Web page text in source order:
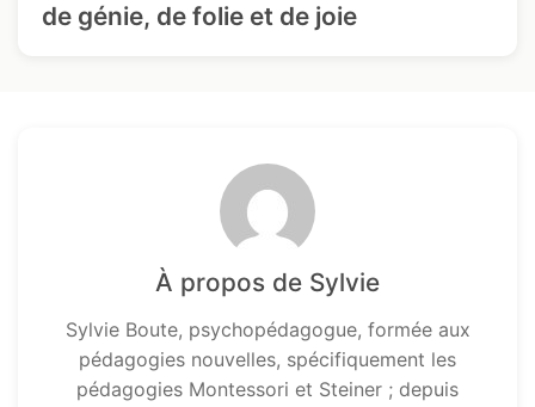
de génie, de folie et de joie
À propos de Sylvie
Sylvie Boute, psychopédagogue, formée aux
pédagogies nouvelles, spécifiquement les
pédagogies Montessori et Steiner ; depuis